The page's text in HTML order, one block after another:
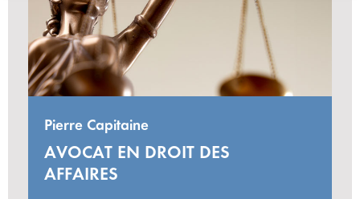
Pierre Capitaine
AVOCAT EN DROIT DES
AFFAIRES